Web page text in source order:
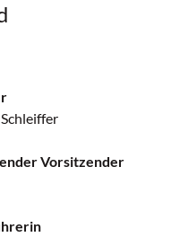
Vorsitzender